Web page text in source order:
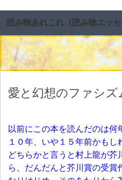
読み物あれこれ（読み物エッ
愛と幻想のファシズ
以前にこの本を読んだのは何
１０年、いや１５年前かもし
どちらかと言うと村上龍が芥
ら、だんだんと芥川賞の受賞